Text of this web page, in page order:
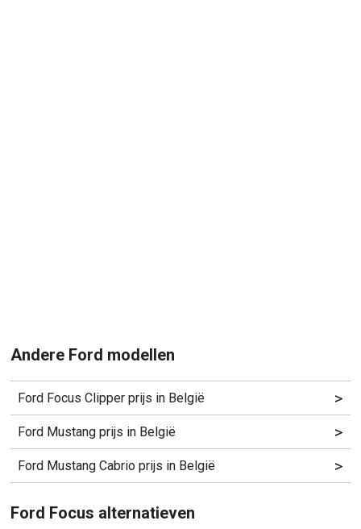
Andere Ford modellen
Ford Focus Clipper prijs in België >
Ford Mustang prijs in België >
Ford Mustang Cabrio prijs in België >
Ford Focus alternatieven